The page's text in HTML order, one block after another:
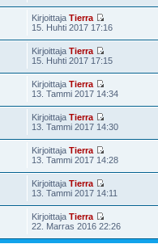
KirjoittajaTierra
15. Huhti 2017 17:16
KirjoittajaTierra
15. Huhti 2017 17:15
KirjoittajaTierra
13. Tammi 2017 14:34
KirjoittajaTierra
13. Tammi 2017 14:30
KirjoittajaTierra
13. Tammi 2017 14:28
KirjoittajaTierra
13. Tammi 2017 14:11
KirjoittajaTierra
22. Marras 2016 22:26